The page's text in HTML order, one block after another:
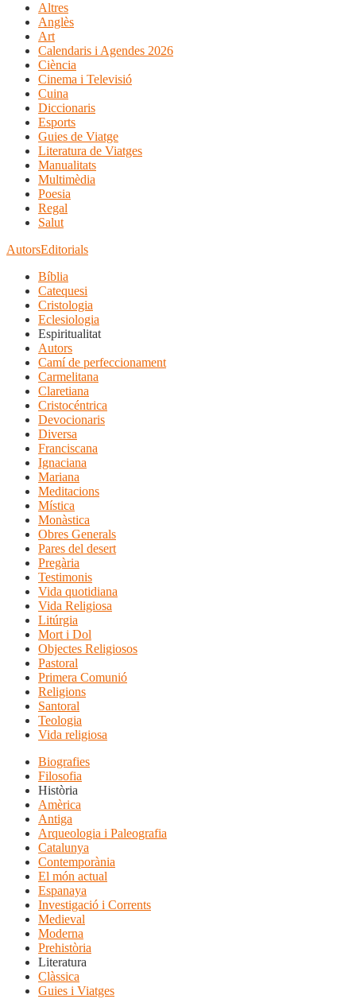
Altres
Anglès
Art
Calendaris i Agendes 2026
Ciència
Cinema i Televisió
Cuina
Diccionaris
Esports
Guies de Viatge
Literatura de Viatges
Manualitats
Multimèdia
Poesia
Regal
Salut
AutorsEditorials
Bíblia
Catequesi
Cristologia
Eclesiologia
Espiritualitat
Autors
Camí de perfeccionament
Carmelitana
Claretiana
Cristocéntrica
Devocionaris
Diversa
Franciscana
Ignaciana
Mariana
Meditacions
Mística
Monàstica
Obres Generals
Pares del desert
Pregària
Testimonis
Vida quotidiana
Vida Religiosa
Litúrgia
Mort i Dol
Objectes Religiosos
Pastoral
Primera Comunió
Religions
Santoral
Teologia
Vida religiosa
Biografies
Filosofia
Història
Amèrica
Antiga
Arqueologia i Paleografia
Catalunya
Contemporània
El món actual
Espanaya
Investigació i Corrents
Medieval
Moderna
Prehistòria
Literatura
Clàssica
Guies i Viatges